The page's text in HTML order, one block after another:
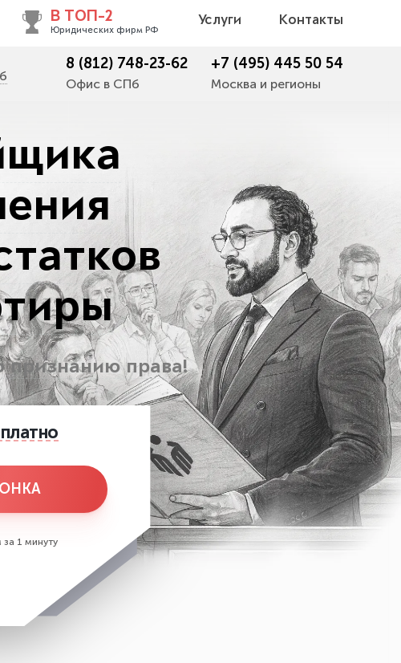
Услуги Контакты
В ТОП-2
Юридических фирм РФ
8 (812) 748-23-62
Офис в СПб
+7 (495) 445 50 54
Москва и регионы
признанию права!
1 минуту